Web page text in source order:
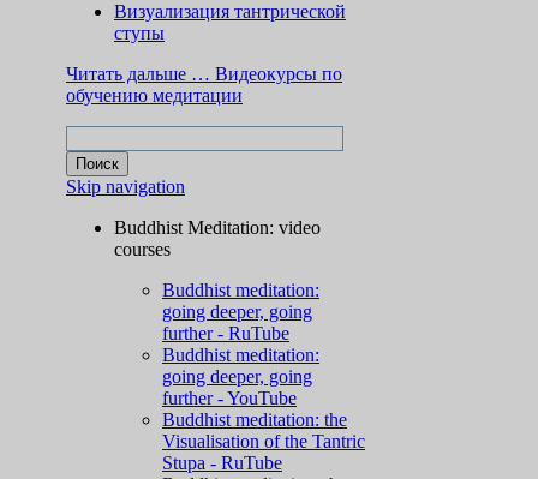
Визуализация тантрической
ступы
Читать дальше … Видеокурсы по
обучению медитации
Skip navigation
Buddhist Meditation: video
courses
Buddhist meditation:
going deeper, going
further - RuTube
Buddhist meditation:
going deeper, going
further - YouTube
Buddhist meditation: the
Visualisation of the Tantric
Stupa - RuTube